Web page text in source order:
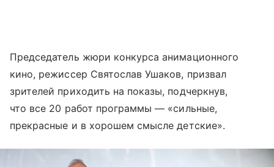
Председатель жюри конкурса анимационного
кино, режиссер Святослав Ушаков, призвал
зрителей приходить на показы, подчеркнув,
что все 20 работ программы — «сильные,
прекрасные и в хорошем смысле детские».